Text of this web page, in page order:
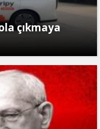
çıkmaya